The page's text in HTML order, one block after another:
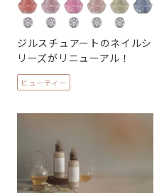
ジルスチュアートのネイルシ
リーズがリニューアル！
ビューティー